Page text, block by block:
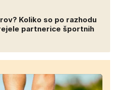
Koliko so po razhodu
partnerice športnih